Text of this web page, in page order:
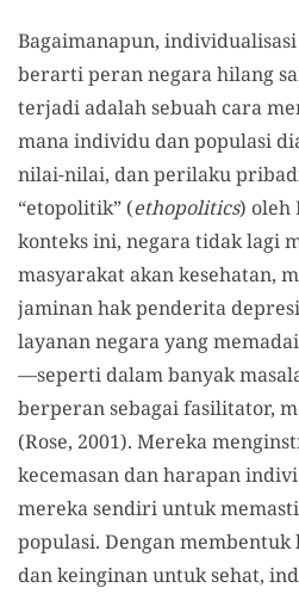
Bagaimanapun,
berarti peran negara hilang
terjadi adalah sebuah cara
mana individu dan populasi
nilai-nilai, dan perilaku
“etopolitik” (ethopolitics) oleh
konteks ini, negara tidak lagi
masyarakat akan kesehatan,
jaminan hak penderita
layanan negara yang
—seperti dalam banyak
berperan sebagai fasilitator,
(Rose, 2001). Mereka
kecemasan dan harapan
mereka sendiri untuk
populasi. Dengan
dan keinginan untuk sehat,